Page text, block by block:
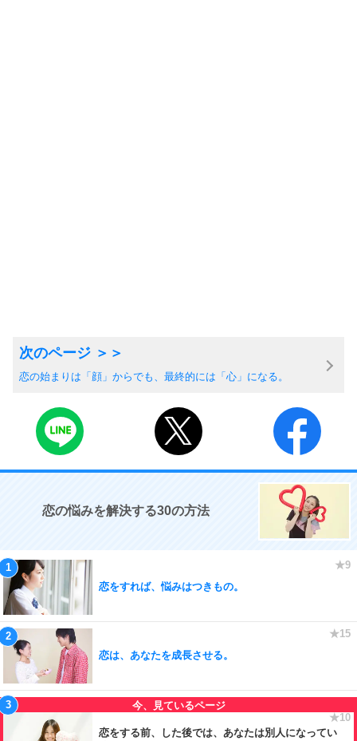
恋の始まりは「顔」からでも、最終的には「心」になる。
恋の悩みを解決する30の方法
恋をすれば、悩みはつきもの。
恋は、あなたを成長させる。
恋をする前、した後では、あなたは別人になってい